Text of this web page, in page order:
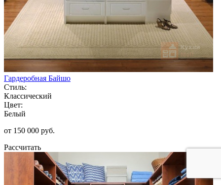
Гардеробная Байшо
Стиль:
Классический
Цвет:
Белый
от 150 000 руб.
Рассчитать